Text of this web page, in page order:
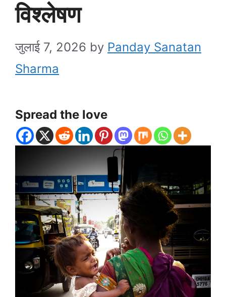
विश्लेषण
जुलाई 7, 2026 by Panday Sanatan
Sharma
Spread the love